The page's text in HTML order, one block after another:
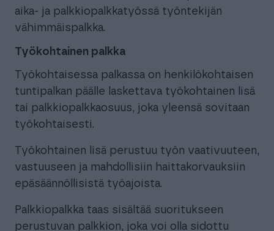
aika- ja palkkiopalkkatyössä työntekijän
vähimmäispalkka.
Työkohtainen palkka
Työkohtaisessa palkassa on henkilökohtaisen
tuntipalkan päälle laskettava työkohtainen lisä
tai palkkiopalkkaosuus, joka yleensä sovitaan
työkohtaisesti.
Työkohtainen lisä perustuu työn vaativuuteen,
vastuuseen ja mahdollisiin haittakorvauksiin
epäsäännöllisistä työajoista.
Palkkiopalkka taas sisältää suoritukseen
perustuvan palkkion, joka voi olla sidottu